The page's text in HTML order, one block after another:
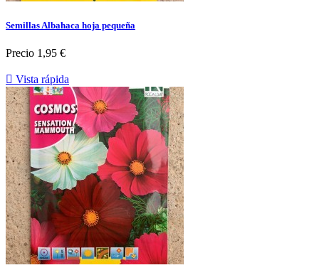
Semillas Albahaca hoja pequeña
Precio 1,95 €
 Vista rápida